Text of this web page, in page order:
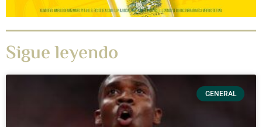
Sigue leyendo
GENERAL